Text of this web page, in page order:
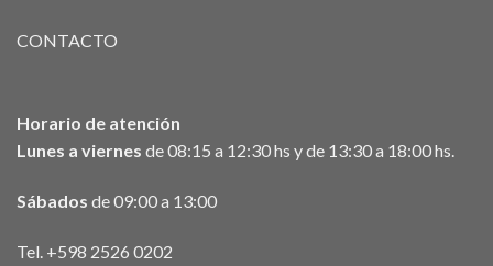
CONTACTO
Horario de atención
Lunes a viernes de 08:15 a 12:30 hs y de 13:30 a 18:00 hs.
Sábados de 09:00 a 13:00
Tel. +598 2526 0202